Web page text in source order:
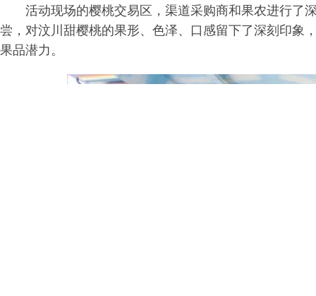
活动现场的樱桃交易区，渠道采购商和果农进行了
尝，对汶川甜樱桃的果形、色泽、口感留下了深刻印象
果品潜力。